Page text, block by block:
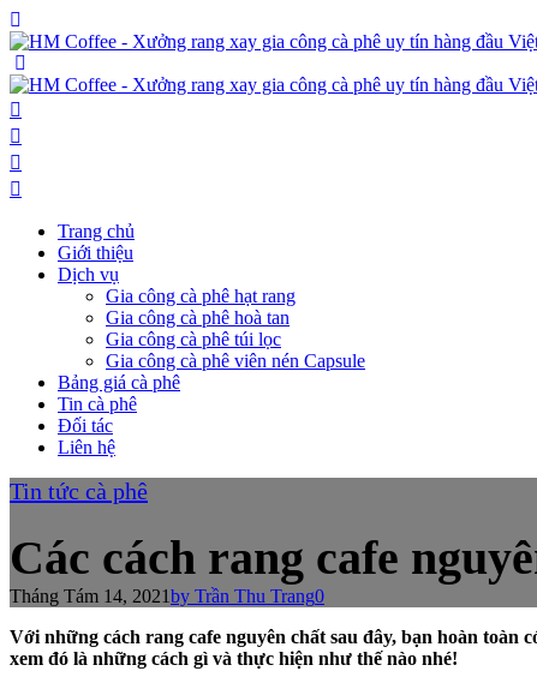
Trang chủ
Giới thiệu
Dịch vụ
Gia công cà phê hạt rang
Gia công cà phê hoà tan
Gia công cà phê túi lọc
Gia công cà phê viên nén Capsule
Bảng giá cà phê
Tin cà phê
Đối tác
Liên hệ
Tin tức cà phê
Các cách rang cafe
Tháng Tám 14, 2021by Trần Thu Trang0
Với những cách rang cafe nguyên chất sau đây, bạn hoàn
xem đó là những cách gì và thực hiện như thế nào nhé!